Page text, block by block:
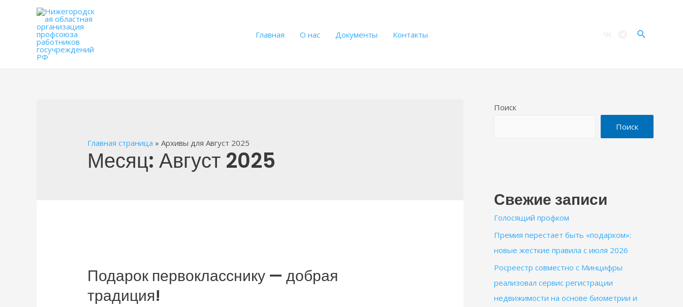
Главная О нас Документы Контакты Поиск
Главная страница »Архивы для Август 2025
Месяц:Август 2025
Подарок первокласснику — добрая
традиция!
Поиск
Поиск
Свежие записи
Голосящий профком
Премия перестает быть «подарком»:
новые жесткие правила с июля 2026
Росреестр совместно с Минцифры
реализовал сервис регистрации
недвижимости на основе биометрии и